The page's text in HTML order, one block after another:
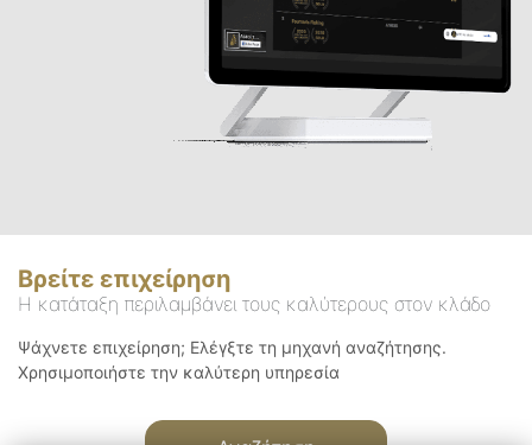
Βρείτε επιχείρηση
Η κατάταξη περιλαμβάνει τους καλύτερους στον κλάδο
Ψάχνετε επιχείρηση; Ελέγξτε τη μηχανή αναζήτησης.
Χρησιμοποιήστε την καλύτερη υπηρεσία